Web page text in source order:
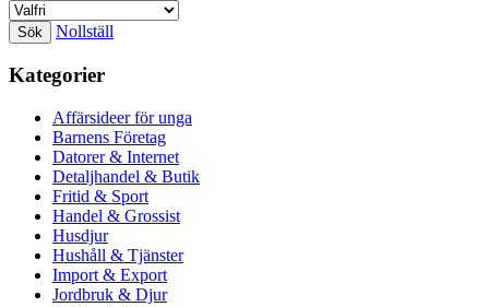
Nollställ
Kategorier
Affärsideer för unga
Barnens Företag
Datorer & Internet
Detaljhandel & Butik
Fritid & Sport
Handel & Grossist
Husdjur
Hushåll & Tjänster
Import & Export
Jordbruk & Djur